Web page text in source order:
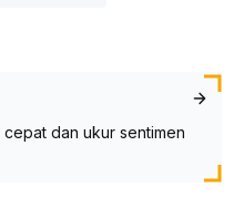
dan ukur sentimen